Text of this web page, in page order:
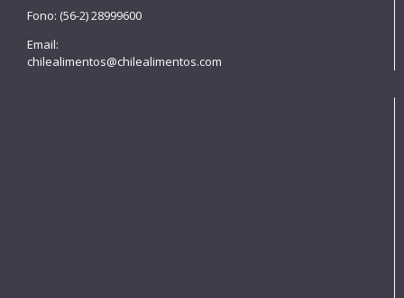
Fono: (56-2) 28999600
Email:
chilealimentos@chilealimentos.com